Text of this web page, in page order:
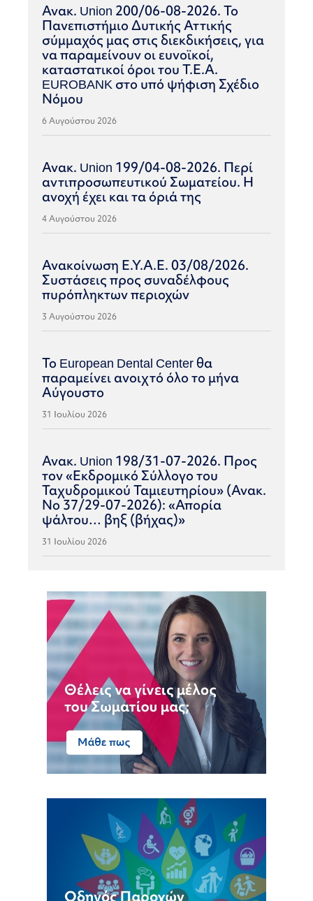
Ανακ. Union 200/06-08-2026. Το
Πανεπιστήμιο Δυτικής Αττικής
σύμμαχός μας στις διεκδικήσεις, για
να παραμείνουν οι ευνοϊκοί,
καταστατικοί όροι του Τ.Ε.Α.
EUROBANK στο υπό ψήφιση Σχέδιο
Νόμου
6 Αυγούστου 2026
Ανακ. Union 199/04-08-2026. Περί
αντιπροσωπευτικού Σωματείου. Η
ανοχή έχει και τα όριά της
4 Αυγούστου 2026
Ανακοίνωση Ε.Υ.Α.Ε. 03/08/2026.
Συστάσεις προς συναδέλφους
πυρόπληκτων περιοχών
3 Αυγούστου 2026
Το European Dental Center θα
παραμείνει ανοιχτό όλο το μήνα
Αύγουστο
31 Ιουλίου 2026
Ανακ. Union 198/31-07-2026. Προς
τον «Εκδρομικό Σύλλογο του
Ταχυδρομικού Ταμιευτηρίου» (Ανακ.
Νο 37/29-07-2026): «Απορία
ψάλτου… βηξ (βήχας)»
31 Ιουλίου 2026